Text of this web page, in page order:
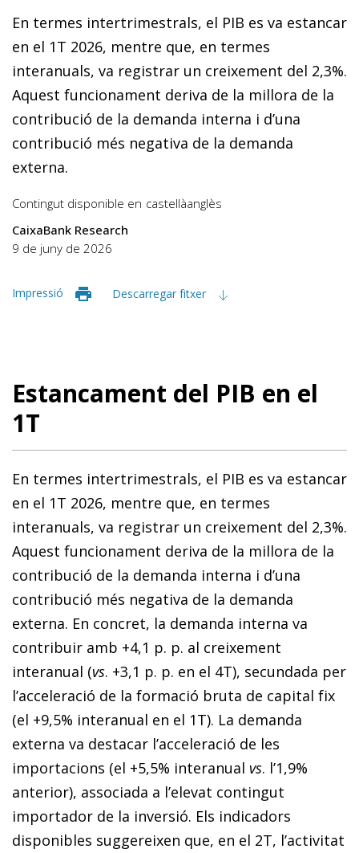
En termes intertrimestrals, el PIB es va estancar
en el 1T 2026, mentre que, en termes
interanuals, va registrar un creixement del 2,3%.
Aquest funcionament deriva de la millora de la
contribució de la demanda interna i d’una
contribució més negativa de la demanda
externa.
Contingut disponible en castellàanglès
CaixaBank Research
9 de juny de 2026
Impressió Descarregar fitxer
Estancament del PIB en el
1T
En termes intertrimestrals, el PIB es va estancar
en el 1T 2026, mentre que, en termes
interanuals, va registrar un creixement del 2,3%.
Aquest funcionament deriva de la millora de la
contribució de la demanda interna i d’una
contribució més negativa de la demanda
externa. En concret, la demanda interna va
contribuir amb +4,1 p. p. al creixement
interanual (vs. +3,1 p. p. en el 4T), secundada per
l’acceleració de la formació bruta de capital fix
(el +9,5% interanual en el 1T). La demanda
externa va destacar l’acceleració de les
importacions (el +5,5% interanual vs. l’1,9%
anterior), associada a l’elevat contingut
importador de la inversió. Els indicadors
disponibles suggereixen que, en el 2T, l’activitat